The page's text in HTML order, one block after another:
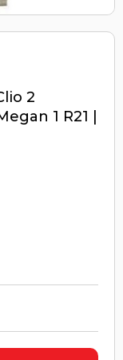
2
1 R21 |